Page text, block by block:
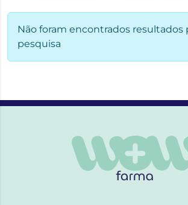
Não foram encontrados resultados
pesquisa